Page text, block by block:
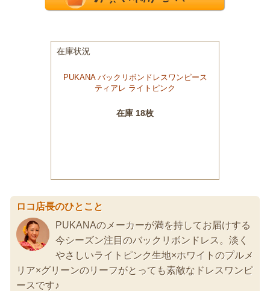
ロコ店長のひとこと
PUKANAのメーカーが満を持してお届けする
今シーズン注目のバックリボンドレス。淡く
やさしいライトピンク生地×ホワイトのプルメ
リア×グリーンのリーフがとっても素敵なドレスワンピ
ースです♪